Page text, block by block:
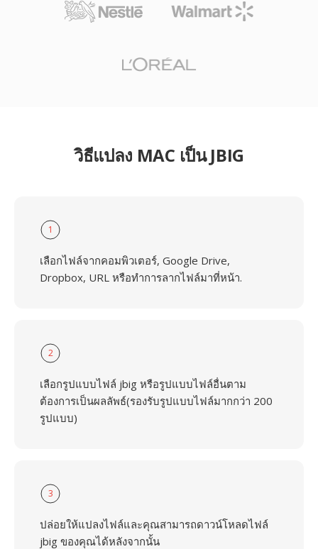
วิธีแปลง MAC เป็น JBIG
1
เลือกไฟล์จากคอมพิวเตอร์, Google Drive,
Dropbox, URL หรือทำการลากไฟล์มาที่หน้า.
2
เลือกรูปแบบไฟล์ jbig หรือรูปแบบไฟล์อื่นตาม
ต้องการเป็นผลลัพธ์(รองรับรูปแบบไฟล์มากกว่า 200
รูปแบบ)
3
ปล่อยให้แปลงไฟล์และคุณสามารถดาวน์โหลดไฟล์
jbig ของคุณได้หลังจากนั้น